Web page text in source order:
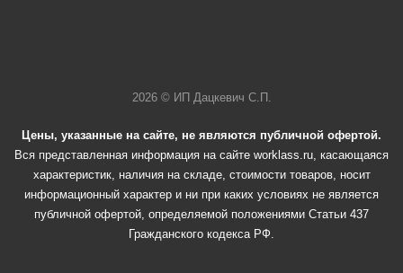
2026 © ИП Дацкевич С.П.
Цены, указанные на сайте, не являются публичной офертой.
Вся представленная информация на сайте worklass.ru, касающаяся
характеристик, наличия на складе, стоимости товаров, носит
информационный характер и ни при каких условиях не является
публичной офертой, определяемой положениями Статьи 437
Гражданского кодекса РФ.